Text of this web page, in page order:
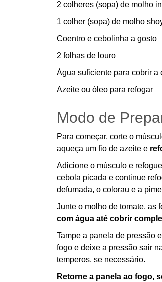
2 colheres (sopa) de molho
1 colher (sopa) de molho
Coentro e cebolinha a gosto
2 folhas de louro
Água suficiente para cobrir a
Azeite ou óleo para refogar
Modo de
Para começar, corte o
aqueça um fio de azeite e
Adicione o músculo e
cebola picada e continue
defumada, o colorau e a
Junte o molho de tomate, as
com água até cobrir
Tampe a panela de pressão
fogo e deixe a pressão sair
temperos, se necessário.
Retorne a panela ao fogo,